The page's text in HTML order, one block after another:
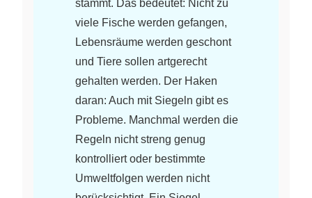
stammt. Das bedeutet: Nicht zu
viele Fische werden gefangen,
Lebensräume werden geschont
und Tiere sollen artgerecht
gehalten werden. Der Haken
daran: Auch mit Siegeln gibt es
Probleme. Manchmal werden die
Regeln nicht streng genug
kontrolliert oder bestimmte
Umweltfolgen werden nicht